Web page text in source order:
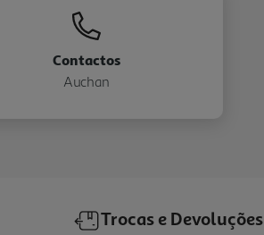
Contactos
Auchan
Trocas e Devoluções